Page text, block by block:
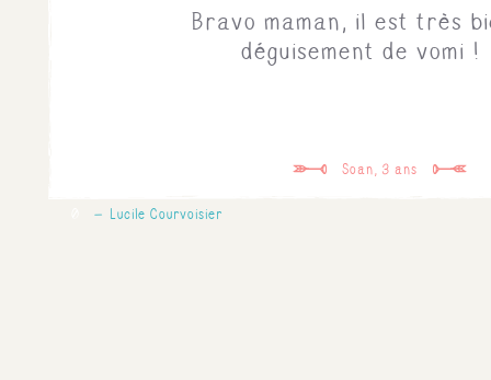
Bravo maman, il est très
déguisement de vomi !
Soan, 3 ans
Lucile Courvoisier